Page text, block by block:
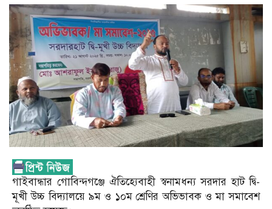
গাইবান্ধার গোবিন্দগঞ্জে ঐতিহ্যেবাহী স্বনামধন্য সরদার হাট দ্বি-
মূখী উচ্চ বিদ্যালয়ে ৯ম ও ১০ম শ্রেণির অভিভাবক ও মা সমাবেশ